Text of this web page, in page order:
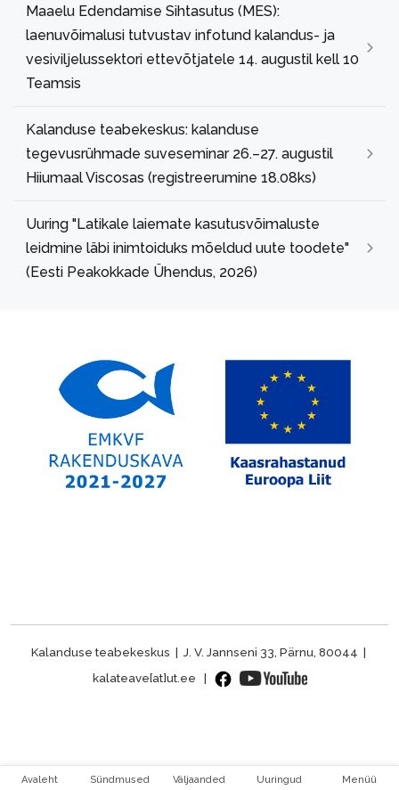
Maaelu Edendamise Sihtasutus (MES):
laenuvõimalusi tutvustav infotund kalandus- ja
vesiviljelussektori ettevõtjatele 14. augustil kell 10
Teamsis
Kalanduse teabekeskus: kalanduse
tegevusrühmade suveseminar 26.–27. augustil
Hiiumaal Viscosas (registreerumine 18.08ks)
Uuring "Latikale laiemate kasutusvõimaluste
leidmine läbi inimtoiduks mõeldud uute toodete"
(Eesti Peakokkade Ühendus, 2026)
Avaleht Sündmused Väljaanded Uuringud Menüü
Kalanduse teabekeskus | J. V. Jannseni 33, Pärnu, 80044 |
kalateave[at]ut.ee |